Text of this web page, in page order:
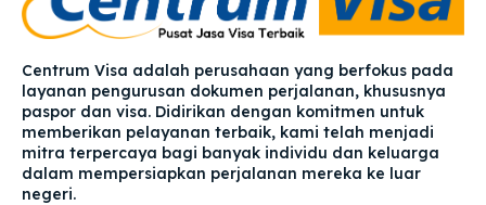
Centrum Visa adalah perusahaan yang berfokus pada
layanan pengurusan dokumen perjalanan, khususnya
paspor dan visa. Didirikan dengan komitmen untuk
memberikan pelayanan terbaik, kami telah menjadi
mitra terpercaya bagi banyak individu dan keluarga
dalam mempersiapkan perjalanan mereka ke luar
negeri.